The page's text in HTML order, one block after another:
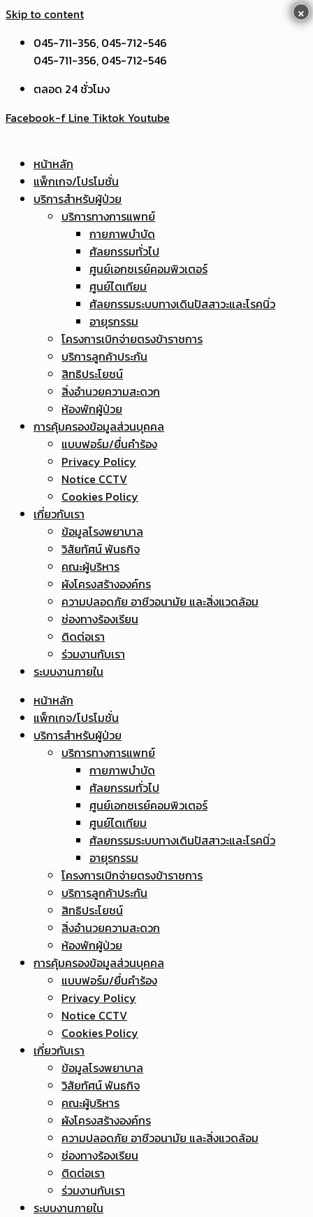
Skip to content
045-711-356, 045-712-546
045-711-356, 045-712-546
ตลอด 24 ชั่วโมง
Facebook-f Line Tiktok Youtube
หน้าหลัก
แพ็กเกจ/โปรโมชั่น
บริการสำหรับผู้ป่วย
บริการทางการแพทย์
กายภาพบำบัด
ศัลยกรรมทั่วไป
ศูนย์เอกซเรย์คอมพิวเตอร์
ศูนย์ไตเทียม
ศัลยกรรมระบบทางเดินปัสสาวะและโรคนิ่ว
อายุรกรรม
โครงการเบิกจ่ายตรงข้าราชการ
บริการลูกค้าประกัน
สิทธิประโยชน์
สิ่งอำนวยความสะดวก
ห้องพักผู้ป่วย
การคุ้มครองข้อมูลส่วนบุคคล
แบบฟอร์ม/ยื่นคำร้อง
Privacy Policy
Notice CCTV
Cookies Policy
เกี่ยวกับเรา
ข้อมูลโรงพยาบาล
วิสัยทัศน์ พันธกิจ
คณะผู้บริหาร
ผังโครงสร้างองค์กร
ความปลอดภัย อาชีวอนามัย และสิ่งแวดล้อม
ช่องทางร้องเรียน
ติดต่อเรา
ร่วมงานกับเรา
ระบบงานภายใน
หน้าหลัก
แพ็กเกจ/โปรโมชั่น
บริการสำหรับผู้ป่วย
บริการทางการแพทย์
กายภาพบำบัด
ศัลยกรรมทั่วไป
ศูนย์เอกซเรย์คอมพิวเตอร์
ศูนย์ไตเทียม
ศัลยกรรมระบบทางเดินปัสสาวะและโรคนิ่ว
อายุรกรรม
โครงการเบิกจ่ายตรงข้าราชการ
บริการลูกค้าประกัน
สิทธิประโยชน์
สิ่งอำนวยความสะดวก
ห้องพักผู้ป่วย
การคุ้มครองข้อมูลส่วนบุคคล
แบบฟอร์ม/ยื่นคำร้อง
Privacy Policy
Notice CCTV
Cookies Policy
เกี่ยวกับเรา
ข้อมูลโรงพยาบาล
วิสัยทัศน์ พันธกิจ
คณะผู้บริหาร
ผังโครงสร้างองค์กร
ความปลอดภัย อาชีวอนามัย และสิ่งแวดล้อม
ช่องทางร้องเรียน
ติดต่อเรา
ร่วมงานกับเรา
ระบบงานภายใน
×